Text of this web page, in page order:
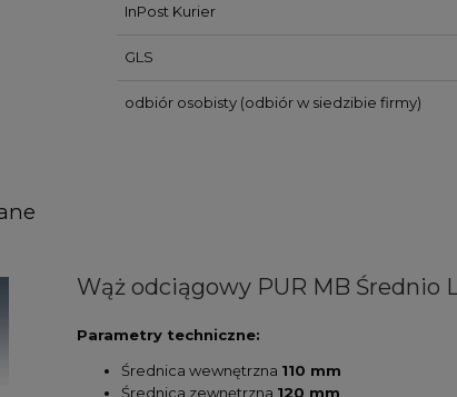
InPost Kurier
GLS
odbiór osobisty(odbiór w siedzibie firmy)
Wąż odciągowy PUR MB Średnio
Parametry techniczne:
Średnica wewnętrzna 110 mm
Średnica zewnętrzna 120 mm